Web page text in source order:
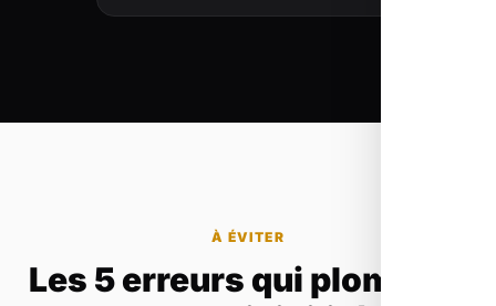
À ÉVITER
Les 5 erreurs qui plombent